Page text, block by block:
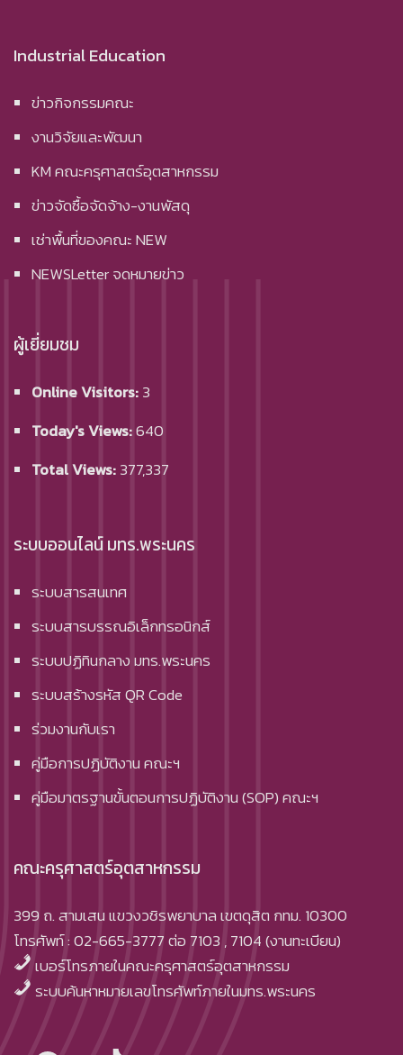
Industrial Education
ข่าวกิจกรรมคณะ
งานวิจัยและพัฒนา
KM คณะครุศาสตร์อุตสาหกรรม
ข่าวจัดซื้อจัดจ้าง-งานพัสดุ
เช่าพื้นที่ของคณะ NEW
NEWSLetter จดหมายข่าว
ผู้เยี่ยมชม
Online Visitors:3
Today's Views:640
Total Views:377,337
ระบบออนไลน์ มทร.พระนคร
ระบบสารสนเทศ
ระบบสารบรรณอิเล็กทรอนิกส์
ระบบปฏิทินกลาง มทร.พระนคร
ระบบสร้างรหัส QR Code
ร่วมงานกับเรา
คู่มือการปฏิบัติงาน คณะฯ
คู่มือมาตรฐานขั้นตอนการปฏิบัติงาน (SOP) คณะฯ
คณะครุศาสตร์อุตสาหกรรม
399 ถ. สามเสน แขวงวชิรพยาบาล เขตดุสิต กทม. 10300
โทรศัพท์ : 02-665-3777 ต่อ 7103 , 7104 (งานทะเบียน)
เบอร์โทรภายในคณะครุศาสตร์อุตสาหกรรม
ระบบค้นหาหมายเลขโทรศัพท์ภายในมทร.พระนคร